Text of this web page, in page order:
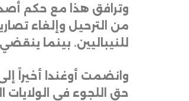
وترافق هذا مع حكم
للنيباليين. بينما
وانضمت أوغندا أخيراً
حق اللجوء في الولايات